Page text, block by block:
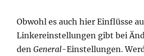
Obwohl es auch hier Einflüsse
Linkereinstellungen gibt bei
denGeneral-Einstellungen.